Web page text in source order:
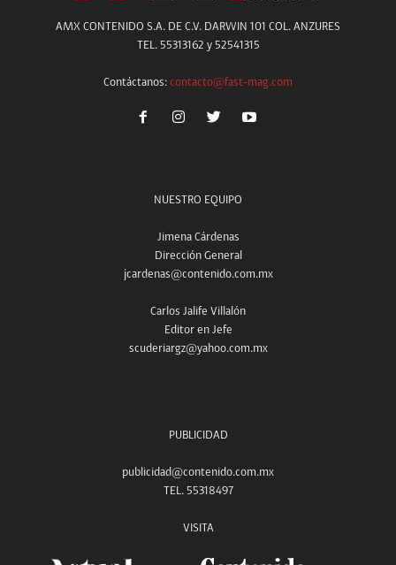
AMX CONTENIDO S.A. DE C.V. DARWIN 101 COL. ANZURES
TEL. 55313162 y 52541315
Contáctanos: contacto@fast-mag.com
NUESTRO EQUIPO
Jimena Cárdenas
Dirección General
jcardenas@contenido.com.mx
Carlos Jalife Villalón
Editor en Jefe
scuderiargz@yahoo.com.mx
PUBLICIDAD
publicidad@contenido.com.mx
TEL. 55318497
VISITA